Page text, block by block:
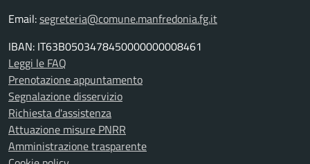
Email:segreteria@comune.manfredonia.fg.it
IBAN: IT63B0503478450000000008461
Leggi le FAQ
Prenotazione appuntamento
Segnalazione disservizio
Richiesta d'assistenza
Attuazione misure PNRR
Amministrazione trasparente